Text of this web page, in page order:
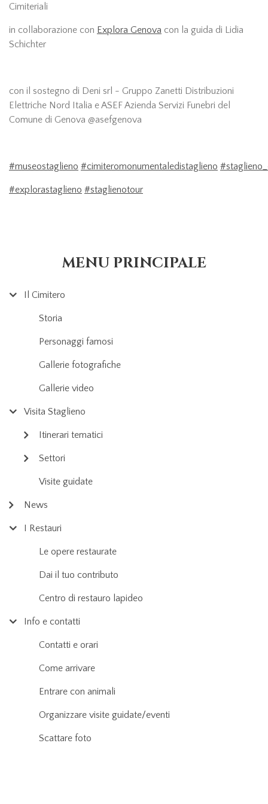
Cimiteriali
in collaborazione con Explora Genova con la guida di Lidia
Schichter
con il sostegno di Deni srl - Gruppo Zanetti Distribuzioni
Elettriche Nord Italia e ASEF Azienda Servizi Funebri del
Comune di Genova @asefgenova
#museostaglieno #cimiteromonumentaledistaglieno
#explorastaglieno #staglienotour
MENU PRINCIPALE
Il Cimitero
Storia
Personaggi famosi
Gallerie fotografiche
Gallerie video
Visita Staglieno
Itinerari tematici
Settori
Visite guidate
News
I Restauri
Le opere restaurate
Dai il tuo contributo
Centro di restauro lapideo
Info e contatti
Contatti e orari
Come arrivare
Entrare con animali
Organizzare visite guidate/eventi
Scattare foto